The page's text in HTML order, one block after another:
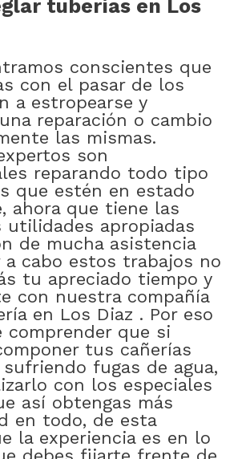
tuberías en Los
conscientes que
con el pasar de los
a estropearse y
reparación o cambio
las mismas.
son
reparando todo tipo
que estén en estado
ahora que tiene las
utilidades apropiadas
de mucha asistencia
a cabo estos trabajos no
tu apreciado tiempo y
con nuestra compañía
en Los Diaz . Por eso
comprender que si
tus cañerías
fugas de agua,
con los especiales
así obtengas más
en todo, de esta
la experiencia es en lo